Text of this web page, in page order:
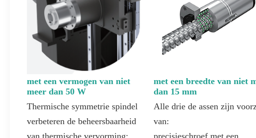
met een vermogen van niet
meer dan 50 W
Thermische symmetrie spindel
verbeteren de beheersbaarheid
met een breedte van niet
dan 15 mm
Alle drie de assen zijn
van:
precisieschroef met een